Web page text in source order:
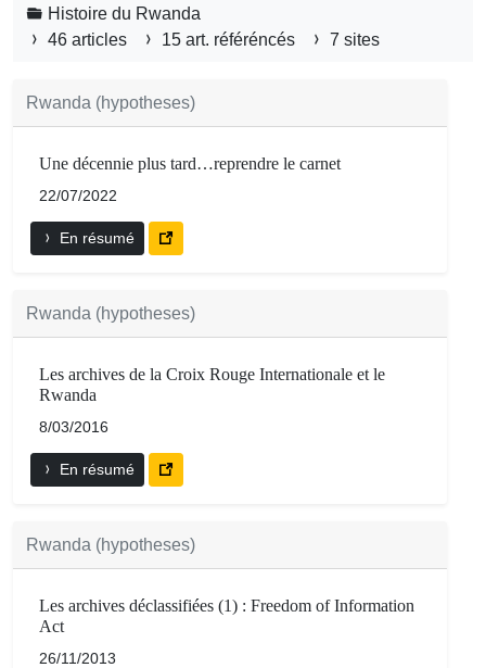
Histoire du Rwanda
46 articles
15 art. référéncés 7 sites
Rwanda (hypotheses)
Une décennie plus tard…reprendre le carnet
22/07/2022
En résumé
Rwanda (hypotheses)
Les archives de la Croix Rouge Internationale et le
Rwanda
8/03/2016
En résumé
Rwanda (hypotheses)
Les archives déclassifiées (1) : Freedom of Information
Act
26/11/2013